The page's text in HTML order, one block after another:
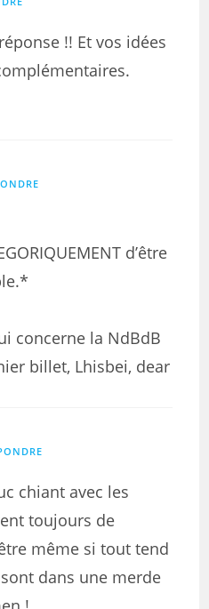
!! Et vos idées
d’être
concerne la NdBdB
billet, Lhisbei, dear
chiant avec les
toujours de
même si tout tend
dans une merde